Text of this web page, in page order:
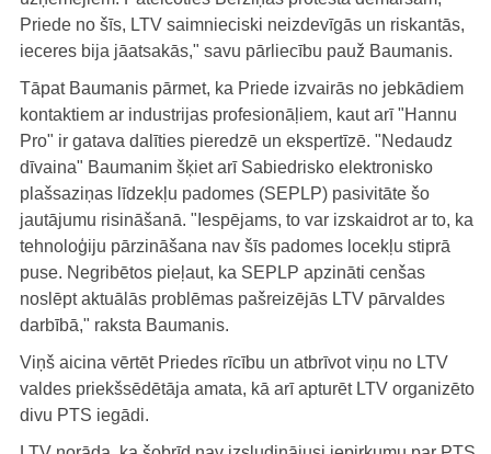
Priede no šīs, LTV saimnieciski neizdevīgās un riskantās,
ieceres bija jāatsakās," savu pārliecību pauž Baumanis.
Tāpat Baumanis pārmet, ka Priede izvairās no jebkādiem
kontaktiem ar industrijas profesionāļiem, kaut arī "Hannu
Pro" ir gatava dalīties pieredzē un ekspertīzē. "Nedaudz
dīvaina" Baumanim šķiet arī Sabiedrisko elektronisko
plašsaziņas līdzekļu padomes (SEPLP) pasivitāte šo
jautājumu risināšanā. "Iespējams, to var izskaidrot ar to, ka
tehnoloģiju pārzināšana nav šīs padomes locekļu stiprā
puse. Negribētos pieļaut, ka SEPLP apzināti cenšas
noslēpt aktuālās problēmas pašreizējās LTV pārvaldes
darbībā," raksta Baumanis.
Viņš aicina vērtēt Priedes rīcību un atbrīvot viņu no LTV
valdes priekšsēdētāja amata, kā arī apturēt LTV organizēto
divu PTS iegādi.